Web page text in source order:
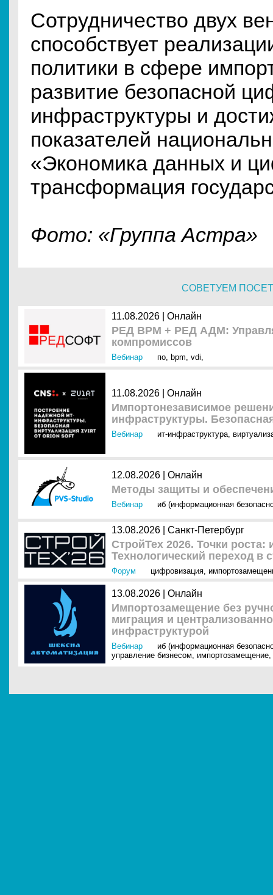
Сотрудничество двух
способствует
политики в сфере
развитие безопасной
инфраструктуры и
показателей
«Экономика данных и
трансформация
Фото: «Группа Астра»
СОВЕТУЕМ
11.08.2026 | Онлайн
РЕД ВРМ + РЕД АДМ:
компромиссов
Вебинар по, bpm, vdi,
11.08.2026 | Онлайн
Импортонезависимое
инфраструктуры.
Вебинар ит-инфраструктура,
12.08.2026 | Онлайн
Методы защиты и
Вебинар иб (информационная
13.08.2026 | Санкт-Петербург
СтройТех 2026. Точки
Технологический переход в
Форум цифровизация,
13.08.2026 | Онлайн
Импортозамещение без
миграция и
инфраструктурой
Вебинар
иб (информационная
управление бизнесом, импортозамещение,